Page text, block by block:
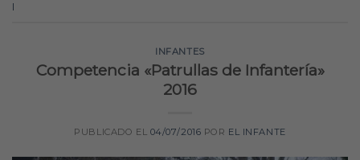
I
INFANTES
Competencia «Patrullas de Infantería»
2016
PUBLICADO EL 04/07/2016 POR EL INFANTE